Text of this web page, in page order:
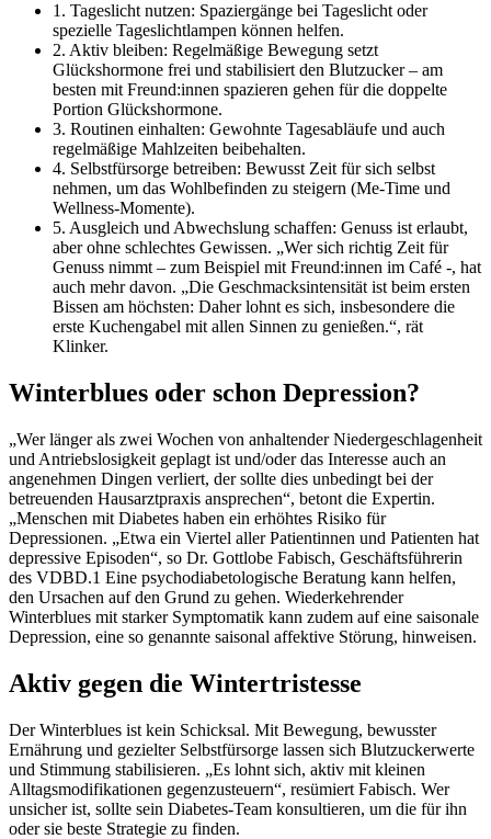
1. Tageslicht nutzen: Spaziergänge bei Tageslicht oder
spezielle Tageslichtlampen können helfen.
2. Aktiv bleiben: Regelmäßige Bewegung setzt
Glückshormone frei und stabilisiert den Blutzucker – am
besten mit Freund:innen spazieren gehen für die doppelte
Portion Glückshormone.
3. Routinen einhalten: Gewohnte Tagesabläufe und auch
regelmäßige Mahlzeiten beibehalten.
4. Selbstfürsorge betreiben: Bewusst Zeit für sich selbst
nehmen, um das Wohlbefinden zu steigern (Me-Time und
Wellness-Momente).
5. Ausgleich und Abwechslung schaffen: Genuss ist erlaubt,
aber ohne schlechtes Gewissen. „Wer sich richtig Zeit für
Genuss nimmt – zum Beispiel mit Freund:innen im Café -, hat
auch mehr davon. „Die Geschmacksintensität ist beim ersten
Bissen am höchsten: Daher lohnt es sich, insbesondere die
erste Kuchengabel mit allen Sinnen zu genießen.“, rät
Klinker.
Winterblues oder schon Depression?
„Wer länger als zwei Wochen von anhaltender Niedergeschlagenheit
und Antriebslosigkeit geplagt ist und/oder das Interesse auch an
angenehmen Dingen verliert, der sollte dies unbedingt bei der
betreuenden Hausarztpraxis ansprechen“, betont die Expertin.
„Menschen mit Diabetes haben ein erhöhtes Risiko für
Depressionen. „Etwa ein Viertel aller Patientinnen und Patienten hat
depressive Episoden“, so Dr. Gottlobe Fabisch, Geschäftsführerin
des VDBD.1 Eine psychodiabetologische Beratung kann helfen,
den Ursachen auf den Grund zu gehen. Wiederkehrender
Winterblues mit starker Symptomatik kann zudem auf eine saisonale
Depression, eine so genannte saisonal affektive Störung, hinweisen.
Aktiv gegen die Wintertristesse
Der Winterblues ist kein Schicksal. Mit Bewegung, bewusster
Ernährung und gezielter Selbstfürsorge lassen sich Blutzuckerwerte
und Stimmung stabilisieren. „Es lohnt sich, aktiv mit kleinen
Alltagsmodifikationen gegenzusteuern“, resümiert Fabisch. Wer
unsicher ist, sollte sein Diabetes-Team konsultieren, um die für ihn
oder sie beste Strategie zu finden.